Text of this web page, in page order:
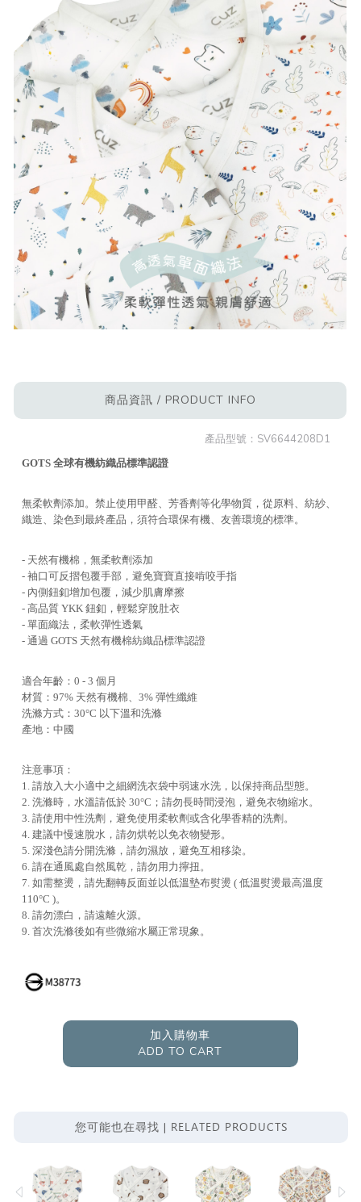
商品資訊 / PRODUCT INFO
產品型號： SV6644208D1
GOTS 全球有機紡織品標準認證
無柔軟劑添加。禁止使用甲醛、芳香劑等化學物質，從原料、紡紗、
織造、染色到最終產品，須符合環保有機、友善環境的標準。
- 天然有機棉，無柔軟劑添加
- 袖口可反摺包覆手部，避免寶寶直接啃咬手指
- 內側鈕釦增加包覆，減少肌膚摩擦
- 高品質 YKK 鈕釦，輕鬆穿脫肚衣
- 單面織法，柔軟彈性透氣
- 通過 GOTS 天然有機棉紡織品標準認證
適合年齡：0 - 3 個月
材質：97% 天然有機棉、3% 彈性纖維
洗滌方式：30°C 以下溫和洗滌
產地：中國
注意事項：
1. 請放入大小適中之細網洗衣袋中弱速水洗，以保持商品型態。
2. 洗滌時，水溫請低於 30°C；請勿長時間浸泡，避免衣物縮水。
3. 請使用中性洗劑，避免使用柔軟劑或含化學香精的洗劑。
4. 建議中慢速脫水，請勿烘乾以免衣物變形。
5. 深淺色請分開洗滌，請勿濕放，避免互相移染。
6. 請在通風處自然風乾，請勿用力擰扭。
7. 如需整燙，請先翻轉反面並以低溫墊布熨燙 ( 低溫熨燙最高溫度
110°C )。
8. 請勿漂白，請遠離火源。
9. 首次洗滌後如有些微縮水屬正常現象。
加入購物車
ADD TO CART
您可能也在尋找 | RELATED PRODUCTS